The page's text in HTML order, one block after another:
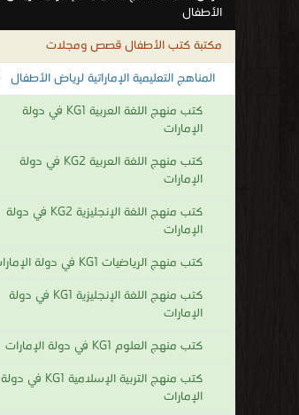
الأطفال
مكتبة كتب الأطفال قصص ومجلات
المناهج التعليمية الإماراتية لرياض الأطفال
كتب منهج اللغة العربية KG1 في دولة
الإمارات
كتب منهج اللغة العربية KG2 في دولة
الإمارات
كتب منهج اللغة الإنجليزية KG2 في دولة
الإمارات
كتب منهج الرياضيات KG1 في دولة الإمارات
كتب منهج اللغة الإنجليزية KG1 في دولة
الإمارات
كتب منهج العلوم KG1 في دولة الإمارات
كتب منهج التربية الإسلامية KG1 في دولة
الإمارات